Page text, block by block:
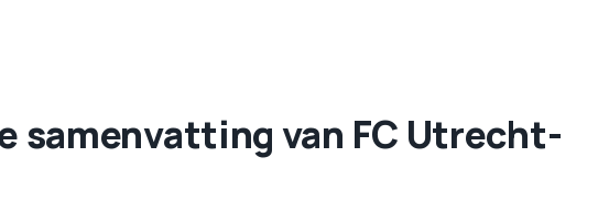
samenvatting van FC Utrecht-